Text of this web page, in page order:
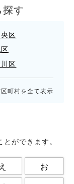
す
区
区
市
金井市
蔵野市
田市
市
町村を全て表示
ができます。
え
お